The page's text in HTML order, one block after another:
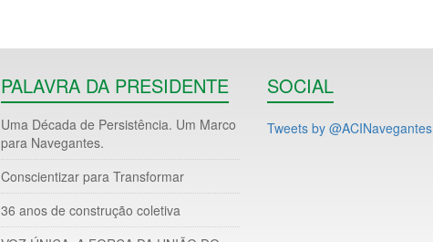
PALAVRA DA PRESIDENTE
Uma Década de Persistência. Um Marco
para Navegantes.
Conscientizar para Transformar
36 anos de construção coletiva
SOCIAL
Tweets by @ACINavegantes